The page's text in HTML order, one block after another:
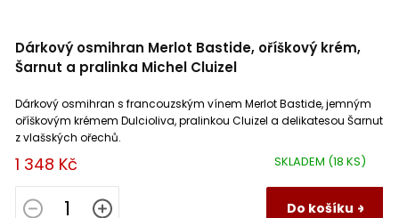
Dárkový osmihran Merlot Bastide, oříškový krém,
Šarnut a pralinka Michel Cluizel
SKLADEM (18 KS)
1 348 Kč
Do košíku
Dárkový osmihran s francouzským vínem Merlot Bastide, jemným
oříškovým krémem Dulcioliva, pralinkou Cluizel a delikatesou Šarnut
z vlašských ořechů.